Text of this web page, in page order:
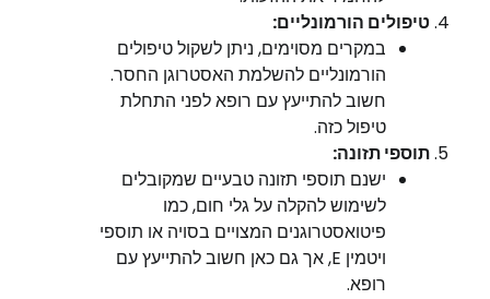
טיפולים הורמונליים:
במקרים מסוימים, ניתן לשקול טיפולים
הורמונליים להשלמת האסטרוגן החסר.
חשוב להתייעץ עם רופא לפני התחלת
טיפול כזה.
תוספי תזונה:
ישנם תוספי תזונה טבעיים שמקובלים
לשימוש להקלה על גלי חום, כמו
פיטואסטרוגנים המצויים בסויה או תוספי
ויטמין E, אך גם כאן חשוב להתייעץ עם
רופא.